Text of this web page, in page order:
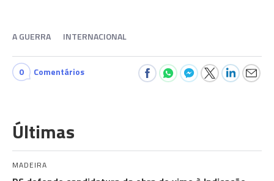
A GUERRA INTERNACIONAL
0 Comentários
Últimas
MADEIRA